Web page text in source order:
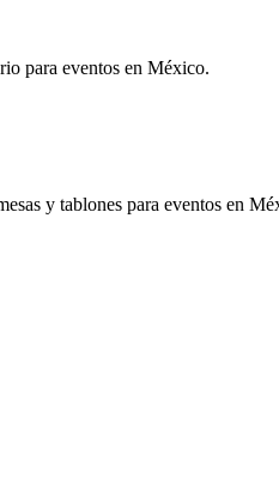
para eventos en México.
y tablones para eventos en